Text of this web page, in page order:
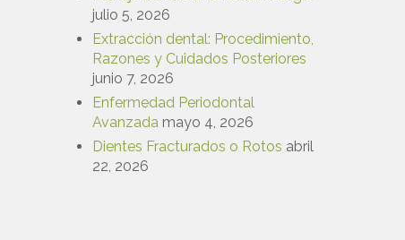
julio 5, 2026
Extracción dental: Procedimiento,
Razones y Cuidados Posteriores
junio 7, 2026
Enfermedad Periodontal
Avanzada mayo 4, 2026
Dientes Fracturados o Rotos abril
22, 2026